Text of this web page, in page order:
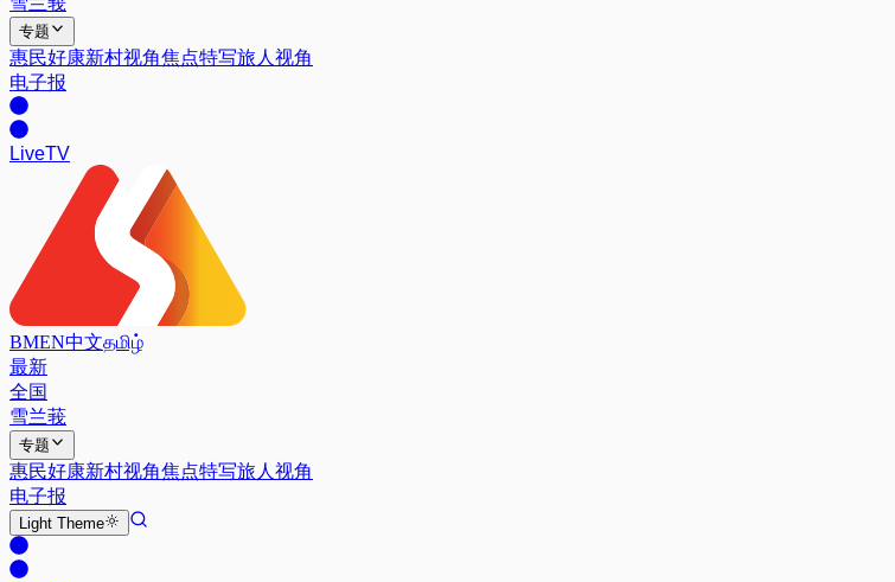
专题
惠民好康新村视角焦点特写旅人视角
电子报
LiveTV
BMEN中文தமிழ்
最新
全国
雪兰莪
专题
惠民好康新村视角焦点特写旅人视角
电子报
Light Theme